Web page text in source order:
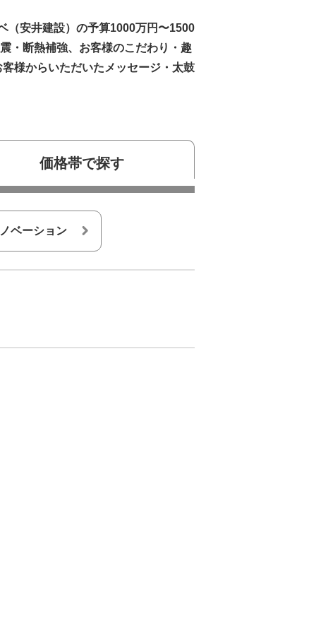
（安井建設）の予算1000万円〜1500
・断熱補強、お客様のこだわり・趣
様からいただいたメッセージ・太鼓
価格帯で探す
ベーション